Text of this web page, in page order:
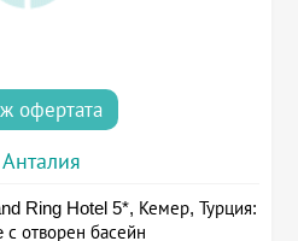
офертата
Анталия
Ring Hotel 5*, Кемер, Турция:
отворен басейн